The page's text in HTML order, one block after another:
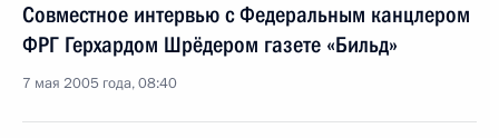
Совместное интервью с Федеральным канцлером
ФРГ Герхардом Шрёдером газете «Бильд»
7 мая 2005 года, 08:40